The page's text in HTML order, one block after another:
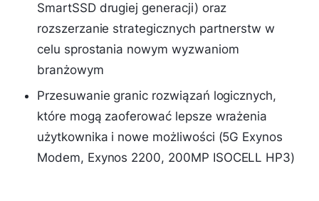
SmartSSD drugiej generacji) oraz
rozszerzanie strategicznych partnerstw w
celu sprostania nowym wyzwaniom
branżowym
Przesuwanie granic rozwiązań logicznych,
które mogą zaoferować lepsze wrażenia
użytkownika i nowe możliwości (5G Exynos
Modem, Exynos 2200, 200MP ISOCELL HP3)